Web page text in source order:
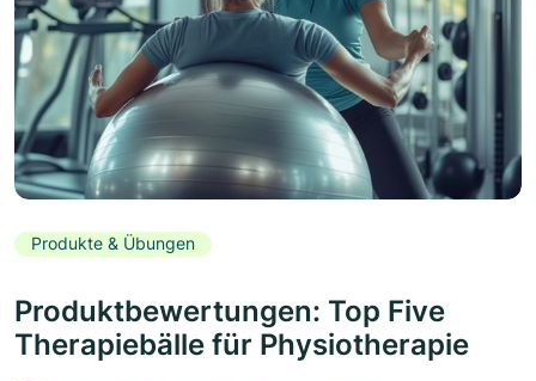
Produkte & Übungen
Produktbewertungen: Top Five
Therapiebälle für Physiotherapie